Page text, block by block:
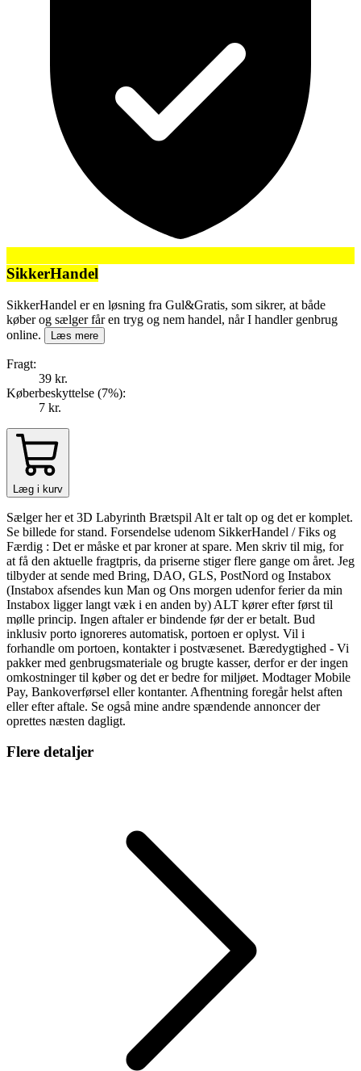
SikkerHandel
SikkerHandel er en løsning fra Gul&Gratis, som sikrer, at både
køber og sælger får en tryg og nem handel, når I handler genbrug
online.
Læs mere
Fragt:
39 kr.
Køberbeskyttelse (7%):
7 kr.
Læg i kurv
Sælger her et 3D Labyrinth Brætspil Alt er talt op og det er komplet.
Se billede for stand. Forsendelse udenom SikkerHandel / Fiks og
Færdig : Det er måske et par kroner at spare. Men skriv til mig, for
at få den aktuelle fragtpris, da priserne stiger flere gange om året. Jeg
tilbyder at sende med Bring, DAO, GLS, PostNord og Instabox
(Instabox afsendes kun Man og Ons morgen udenfor ferier da min
Instabox ligger langt væk i en anden by) ALT kører efter først til
mølle princip. Ingen aftaler er bindende før der er betalt. Bud
inklusiv porto ignoreres automatisk, portoen er oplyst. Vil i
forhandle om portoen, kontakter i postvæsenet. Bæredygtighed - Vi
pakker med genbrugsmateriale og brugte kasser, derfor er der ingen
omkostninger til køber og det er bedre for miljøet. Modtager Mobile
Pay, Bankoverførsel eller kontanter. Afhentning foregår helst aften
eller efter aftale. Se også mine andre spændende annoncer der
oprettes næsten dagligt.
Flere detaljer